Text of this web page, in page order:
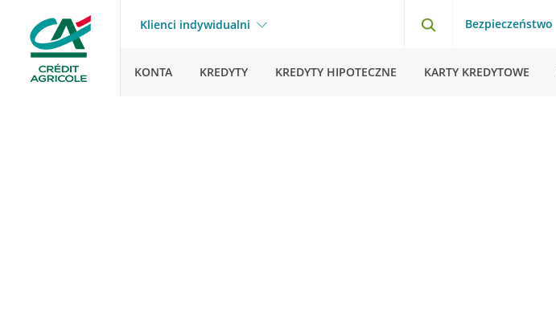
Klienci indywidualni Bezpieczeństwo
KONTA KREDYTY KREDYTY HIPOTECZNE KARTY KREDYTOWE